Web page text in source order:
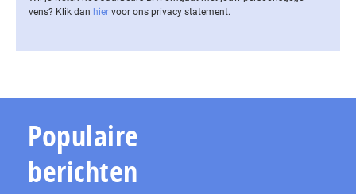
vens? Klik dan hier voor ons privacy statement.
Populaire
berichten